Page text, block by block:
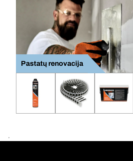
Pastatų renovacija
.